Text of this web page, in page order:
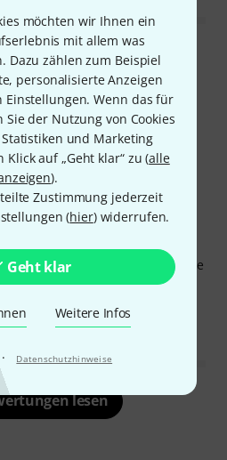
möchten wir Ihnen ein
mit allem was
Dazu zählen zum Beispiel
personalisierte Anzeigen
Einstellungen. Wenn das für
Sie der Nutzung von Cookies
und Marketing
auf „Geht klar“ zu (alle
).
Zustimmung jederzeit
(hier) widerrufen.
Geht klar
Weitere Infos
· Datenschutzhinweise
für Anfänger und
12.10.2010
Blockflöte. Leider wurde sie
heiser. Das Problem konnte
werden.
MELDEN
lesen